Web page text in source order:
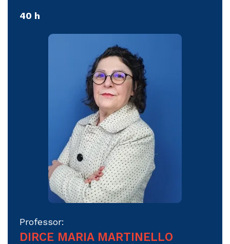
Gestão Ambiental e
Sustentabilidade
Navegação Aérea
Psicologia Aplicada
Meteorologia
Conhecimentos Técnicos de
Aeronave I (AVIÃO)
Matemática Básica e Financeira
TERCEIRO SEMESTRE
40 h
Professor:
DIRCE MARIA MARTINELLO